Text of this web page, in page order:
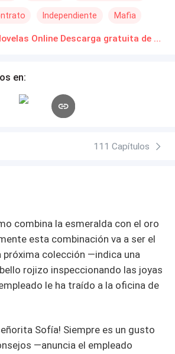
que él pertenece, y subiéndose en un
le evitará alejarse de él.
Independiente Mafia
Atada a la mafia Novelas Online Descarga gratuita de PDF
en:
111 Capítulos
combina la esmeralda con el oro
esta combinación va a ser el
colección —indica una
rojizo inspeccionando las joyas
le ha traído a la oficina de
Sofía! Siempre es un gusto
—anuncia el empleado